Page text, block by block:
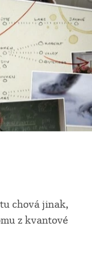
chová jinak,
z kvantové